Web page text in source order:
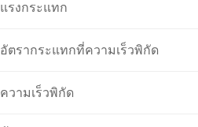
แรงกระแทก
อัตรากระแทกที่ความเร็วพิกัด
ความเร็วพิกัด